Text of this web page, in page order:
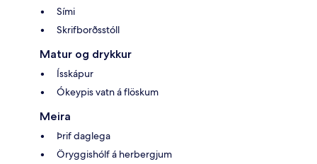
Sími
Skrifborðsstóll
Matur og drykkur
Ísskápur
Ókeypis vatn á flöskum
Meira
Þrif daglega
Öryggishólf á herbergjum